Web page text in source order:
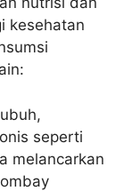
kesehatan
seperti
melancarkan